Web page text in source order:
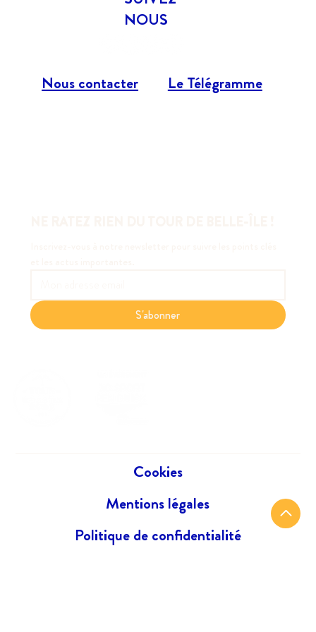
S'abonner
NOUS
Le Télégramme
Nous contacter
Mentions légales
Politique de confidentialité
Cookies